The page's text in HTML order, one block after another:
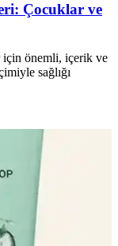
Çocuklar ve
önemli, içerik ve
sağlığı